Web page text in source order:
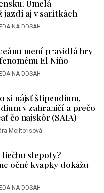
Umelá
jazdí aj v sanitkách
NA DOSAH
mení pravidlá hry
El Niño
NA DOSAH
si nájsť štipendium,
v zahraničí a prečo
čo najskôr (SAIA)
Molitorisová
liečbu slepoty?
očné kvapky dokážu
NA DOSAH